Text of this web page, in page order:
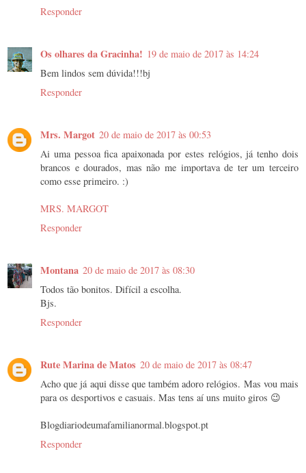
Responder
Os olhares da Gracinha! 19 de maio de 2017 às 14:24
Bem lindos sem dúvida!!!bj
Responder
Mrs. Margot 20 de maio de 2017 às 00:53
Ai uma pessoa fica apaixonada por estes relógios, já tenho dois
brancos e dourados, mas não me importava de ter um terceiro
como esse primeiro. :)
MRS. MARGOT
Responder
Montana 20 de maio de 2017 às 08:30
Todos tão bonitos. Difícil a escolha.
Bjs.
Responder
Rute Marina de Matos 20 de maio de 2017 às 08:47
Acho que já aqui disse que também adoro relógios. Mas vou mais
para os desportivos e casuais. Mas tens aí uns muito giros 😉
Blogdiariodeumafamilianormal.blogspot.pt
Responder